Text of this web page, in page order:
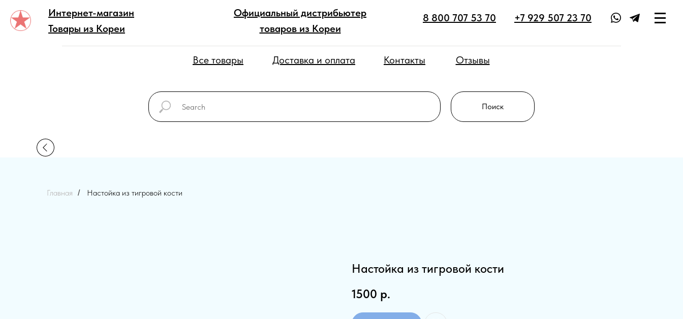
Все товары Доставка и оплата Контакты Отзывы
Официальный дистрибьютер
товаров из Кореи
Интернет-магазин
Товары из Кореи
8 800 707 53 70 +7 929 507 23 70 III
Поиск
Главная / Настойка из тигровой кости
Настойка из тигровой кости
1500 р.